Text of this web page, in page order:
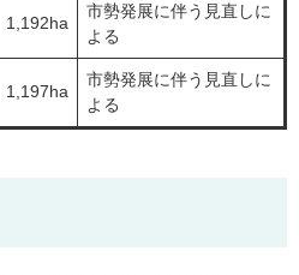
1,192ha
市勢発展に伴う見直しに
よる
1,197ha
市勢発展に伴う見直しに
よる